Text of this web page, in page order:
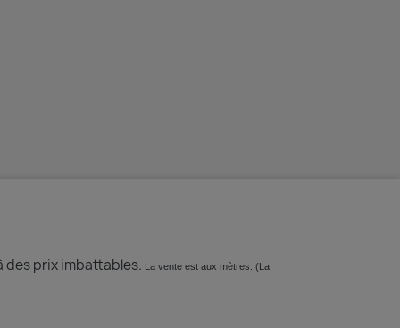
des prix imbattables. La vente est aux mètres. (La